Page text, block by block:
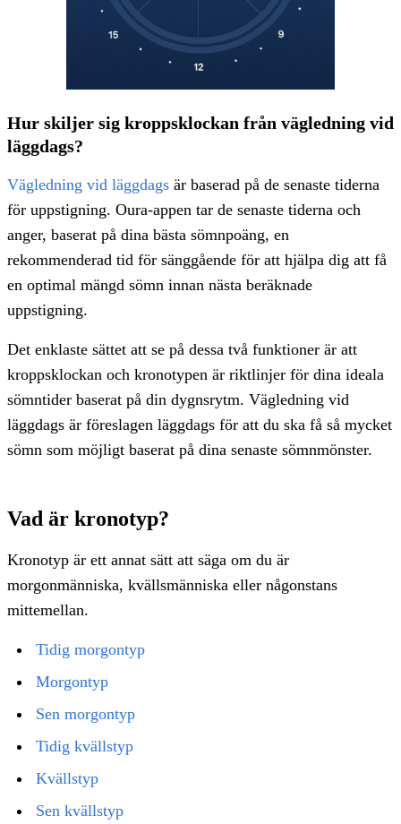
Hur skiljer sig kroppsklockan från vägledning vid
läggdags?
Vägledning vid läggdags är baserad på de senaste tiderna
för uppstigning. Oura-appen tar de senaste tiderna och
anger, baserat på dina bästa sömnpoäng, en
rekommenderad tid för sänggående för att hjälpa dig att få
en optimal mängd sömn innan nästa beräknade
uppstigning.
Det enklaste sättet att se på dessa två funktioner är att
kroppsklockan och kronotypen är riktlinjer för dina ideala
sömntider baserat på din dygnsrytm. Vägledning vid
läggdags är föreslagen läggdags för att du ska få så mycket
sömn som möjligt baserat på dina senaste sömnmönster.
Vad är kronotyp?
Kronotyp är ett annat sätt att säga om du är
morgonmänniska, kvällsmänniska eller någonstans
mittemellan.
Tidig morgontyp
Morgontyp
Sen morgontyp
Tidig kvällstyp
Kvällstyp
Sen kvällstyp